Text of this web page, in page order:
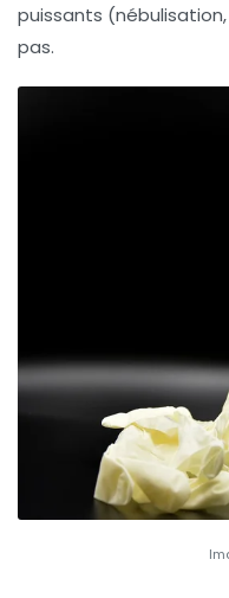
puissants
pas.